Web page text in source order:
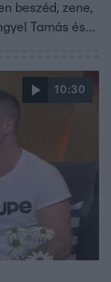
beszéd, zene,
Tamás és
10:30